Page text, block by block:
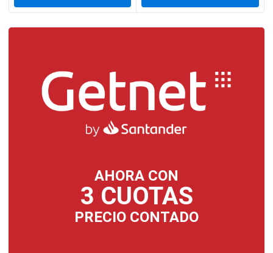
AHORA CON
3 CUOTAS
PRECIO CONTADO